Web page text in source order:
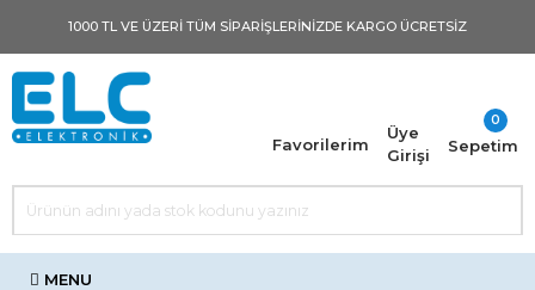
1000 TL VE ÜZERI TÜM SIPARIŞLERINIZDE KARGO ÜCRETSİZ
Favorilerim
Üye
Girişi
Sepetim
0
MENU